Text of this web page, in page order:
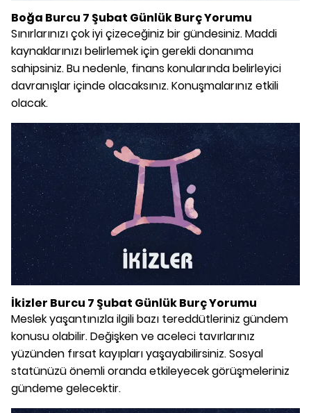
Boğa Burcu 7 Şubat Günlük Burç Yorumu
Sınırlarınızı çok iyi çizeceğiniz bir gündesiniz. Maddi
kaynaklarınızı belirlemek için gerekli donanıma
sahipsiniz. Bu nedenle, finans konularında belirleyici
davranışlar içinde olacaksınız. Konuşmalarınız etkili
olacak.
İkizler Burcu 7 Şubat Günlük Burç Yorumu
Meslek yaşantınızla ilgili bazı tereddütleriniz gündem
konusu olabilir. Değişken ve aceleci tavırlarınız
yüzünden fırsat kayıpları yaşayabilirsiniz. Sosyal
statünüzü önemli oranda etkileyecek görüşmeleriniz
gündeme gelecektir.